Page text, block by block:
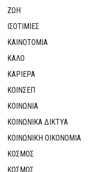
ΖΩΗ
ΙΣΟΤΙΜΙΕΣ
ΚΑΙΝΟΤΟΜΊΑ
ΚΑΛΟ
ΚΑΡΙΕΡΑ
ΚΟΙΝΣΕΠ
ΚΟΙΝΩΝΙΑ
ΚΟΙΝΩΝΙΚΆ ΔΊΚΤΥΑ
ΚΟΙΝΩΝΙΚΉ ΟΙΚΟΝΟΜΊΑ
ΚΟΣΜΟΣ
ΚΟΣΜΟΣ